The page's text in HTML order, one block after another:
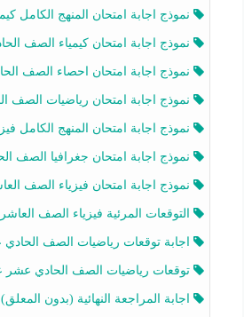
نموذج اجابة امتحان المنهج الكامل كيمياء الصف الحادي
نموذج اجابة امتحان كيمياء الصف الحادي عشر
نموذج اجابة امتحان احصاء الصف الحادي عشر
نموذج اجابة امتحان رياضيات الصف الحادي عشر
نموذج اجابة امتحان المنهج الكامل فيزياء الصف
نموذج اجابة امتحان جغرافيا الصف الحادي عشر
نموذج اجابة امتحان فيزياء الصف العاشر
التوقعات المرئية فيزياء الصف العاشر الفصل
اجابة توقعات رياضيات الصف الحادي عشر علمي الفصل
توقعات رياضيات الصف الحادي عشر علمي الفصل
اجابة المراجعة النهائية (بدون المعلق) فيزياء الصف